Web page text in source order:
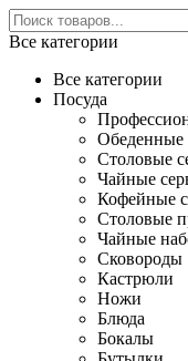
Все категории
Все категории
Посуда
Обеденные
Столовые
Чайные
Кофейные
Столовые
Чайные
Сковороды
Кастрюли
Ножи
Блюда
Бокалы